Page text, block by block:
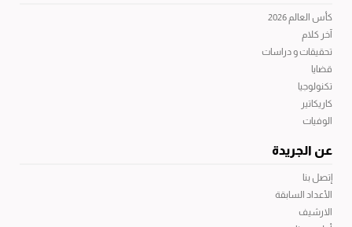
كأس العالم 2026
آخر كلام
تحقيقات و دراسات
قضايا
تكنولوجيا
كاريكاتير
الوفيات
عن الجريدة
إتصل بنا
الأعداد السابقة
الارشيف